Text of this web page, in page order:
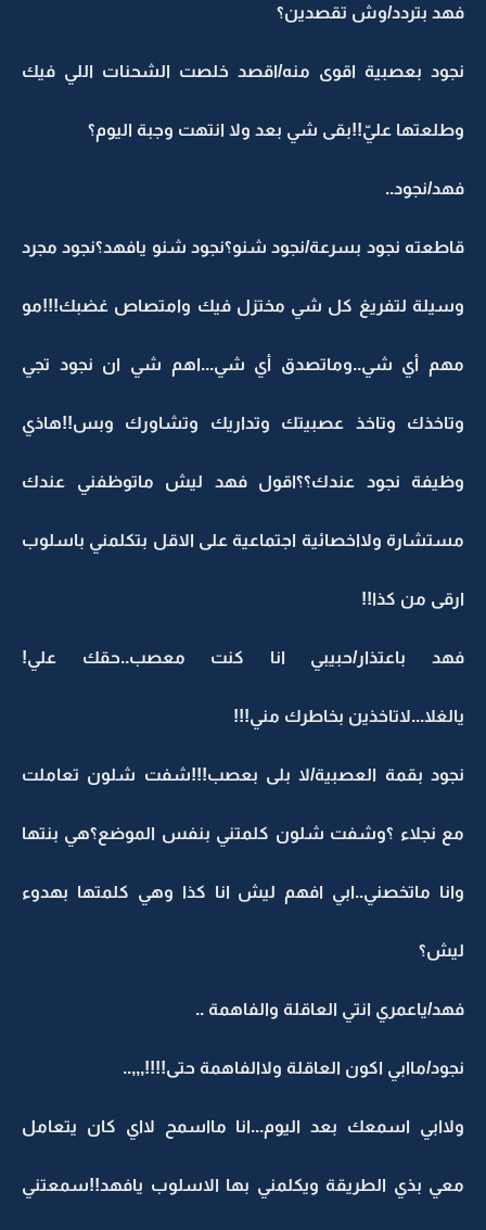
فهد بتردد/وش تقصدين؟
نجود بعصبية اقوى منه/اقصد خلصت الشحنات اللي فيك
وطلعتها عليّ!!بقى شي بعد ولا انتهت وجبة اليوم؟
فهد/نجود..
قاطعته نجود بسرعة/نجود شنو؟نجود شنو يافهد؟نجود مجرد
وسيلة لتفريغ كل شي مختزل فيك وامتصاص غضبك!!!مو
مهم أي شي..وماتصدق أي شي...اهم شي ان نجود تجي
وتاخذك وتاخذ عصبيتك وتداريك وتشاورك وبس!!هاذي
وظيفة نجود عندك؟؟اقول فهد ليش ماتوظفني عندك
مستشارة ولااخصائية اجتماعية على الاقل بتكلمني باسلوب
ارقى من كذا!!
فهد باعتذار/حبيبي انا كنت معصب..حقك علي!
يالغلا...لاتاخذين بخاطرك مني!!!
نجود بقمة العصبية/لا بلى بعصب!!!شفت شلون تعاملت
مع نجلاء ؟وشفت شلون كلمتني بنفس الموضع؟هي بنتها
وانا ماتخصني..ابي افهم ليش انا كذا وهي كلمتها بهدوء
ليش؟
فهد/ياعمري انتي العاقلة والفاهمة ..
نجود/ماابي اكون العاقلة ولاالفاهمة حتى!!!!,,,..
ولاابي اسمعك بعد اليوم...انا مااسمح لااي كان يتعامل
معي بذي الطريقة ويكلمني بها الاسلوب يافهد!!سمعتني